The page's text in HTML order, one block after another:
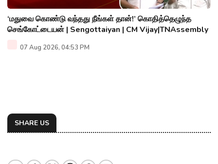
‘மதுவை கொண்டு வந்தது நீங்கள் தான்!’ கொதித்தெழுந்த
செங்கோட்டையன் | Sengottaiyan | CM Vijay|TNAssembly
07 Aug 2026, 04:53 PM
SHARE US